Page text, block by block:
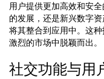
用户提供更加高效和安
的发展，还是新兴数字
将其整合到应用中。这种
激烈的市场中脱颖而出。
社交功能与用